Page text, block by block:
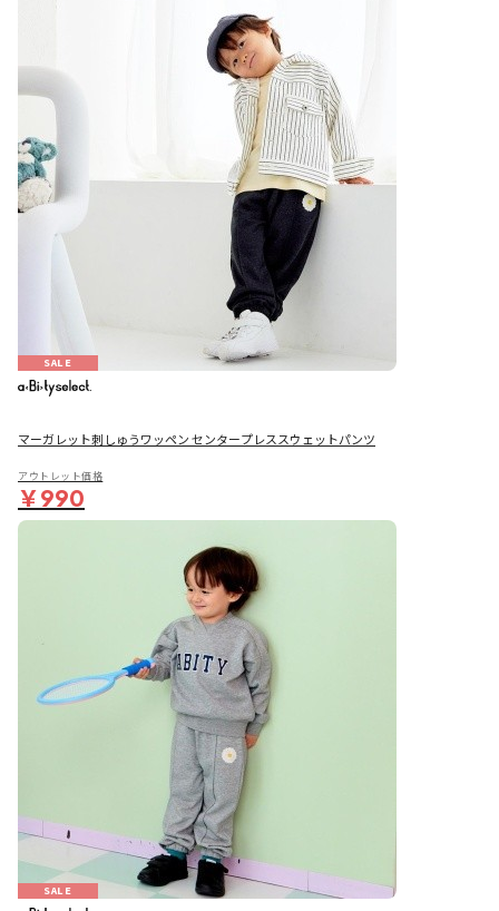
SALE
マーガレット刺しゅうワッペン センタープレススウェットパンツ
アウトレット価格
￥990
SALE